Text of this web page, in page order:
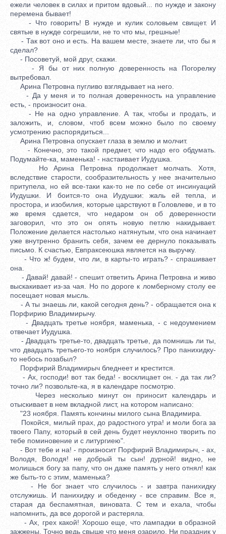
ежели человек в силах и притом вдовый... по нужде и закону
перемена бывает!
- Что говорить! В нужде и кулик соловьем свищет. И
святые в нужде согрешили, не то что мы, грешные!
- Так вот оно и есть. На вашем месте, знаете ли, что бы я
сделал?
- Посоветуй, мой друг, скажи.
- Я бы от них полную доверенность на Погорелку
вытребовал.
Арина Петровна пугливо взглядывает на него.
- Да у меня и то полная доверенность на управление
есть, - произносит она.
- Не на одно управление. А так, чтобы и продать, и
заложить, и, словом, чтоб всем можно было по своему
усмотрению распорядиться...
Арина Петровна опускает глаза в землю и молчит.
- Конечно, это такой предмет, что надо его обдумать.
Подумайте-ка, маменька! - настаивает Иудушка.
Но Арина Петровна продолжает молчать. Хотя,
вследствие старости, сообразительность у нее значительно
притупела, но ей все-таки как-то не по себе от инсинуаций
Иудушки. И боится-то она Иудушки: жаль ей тепла, и
простора, и изобилия, которые царствуют в Головлеве, и в то
же время сдается, что недаром он об доверенности
заговорил, что это он опять новую петлю накидывает.
Положение делается настолько натянутым, что она начинает
уже внутренно бранить себя, зачем ее дернуло показывать
письмо. К счастью, Евпраксеюшка является на выручку.
- Что ж! будем, что ли, в карты-то играть? - спрашивает
она.
- Давай! давай! - спешит ответить Арина Петровна и живо
выскакивает из-за чая. Но по дороге к ломберному столу ее
посещает новая мысль.
- А ты знаешь ли, какой сегодня день? - обращается она к
Порфирию Владимирычу.
- Двадцать третье ноября, маменька, - с недоумением
отвечает Иудушка.
- Двадцать третье-то, двадцать третье, да помнишь ли ты,
что двадцать третьего-то ноября случилось? Про панихидку-
то небось позабыл?
Порфирий Владимирыч бледнеет и крестится.
- Ах, господи! вот так беда! - восклицает он. - да так ли?
точно ли? позвольте-ка, я в календаре посмотрю.
Через несколько минут он приносит календарь и
отыскивает в нем вкладной лист, на котором написано:
"23 ноября. Память кончины милого сына Владимира.
Покойся, милый прах, до радостного утра! и моли бога за
твоего Папу, который в сей день будет неуклонно творить по
тебе поминовение и с литургиею".
- Вот тебе и на! - произносит Порфирий Владимирыч, - ах,
Володя, Володя! не добрый ты сын! дурной! видно, не
молишься богу за папу, что он даже память у него отнял! как
же быть-то с этим, маменька?
- Не бог знает что случилось - и завтра панихидку
отслужишь. И панихидку и обеденку - все справим. Все я,
старая да беспамятная, виновата. С тем и ехала, чтобы
напомнить, да все дорогой и растеряла.
- Ах, грех какой! Хорошо еще, что лампадки в образной
зажжены. Точно ведь свыше что меня озарило. Ни праздник у